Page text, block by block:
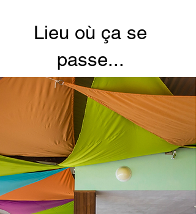
Lieu où ça se
passe...